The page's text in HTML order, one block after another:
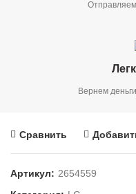
Вернем
Сравнить
Артикул: 2654559